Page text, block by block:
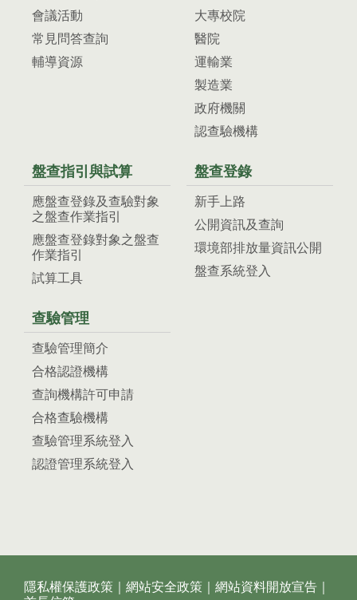
會議活動
常見問答查詢
輔導資源
大專校院
醫院
運輸業
製造業
政府機關
認查驗機構
盤查指引與試算
應盤查登錄及查驗對象
之盤查作業指引
應盤查登錄對象之盤查
作業指引
試算工具
盤查登錄
新手上路
公開資訊及查詢
環境部排放量資訊公開
盤查系統登入
查驗管理
查驗管理簡介
合格認證機構
查詢機構許可申請
合格查驗機構
查驗管理系統登入
認證管理系統登入
隱私權保護政策 網站安全政策 網站資料開放宣告